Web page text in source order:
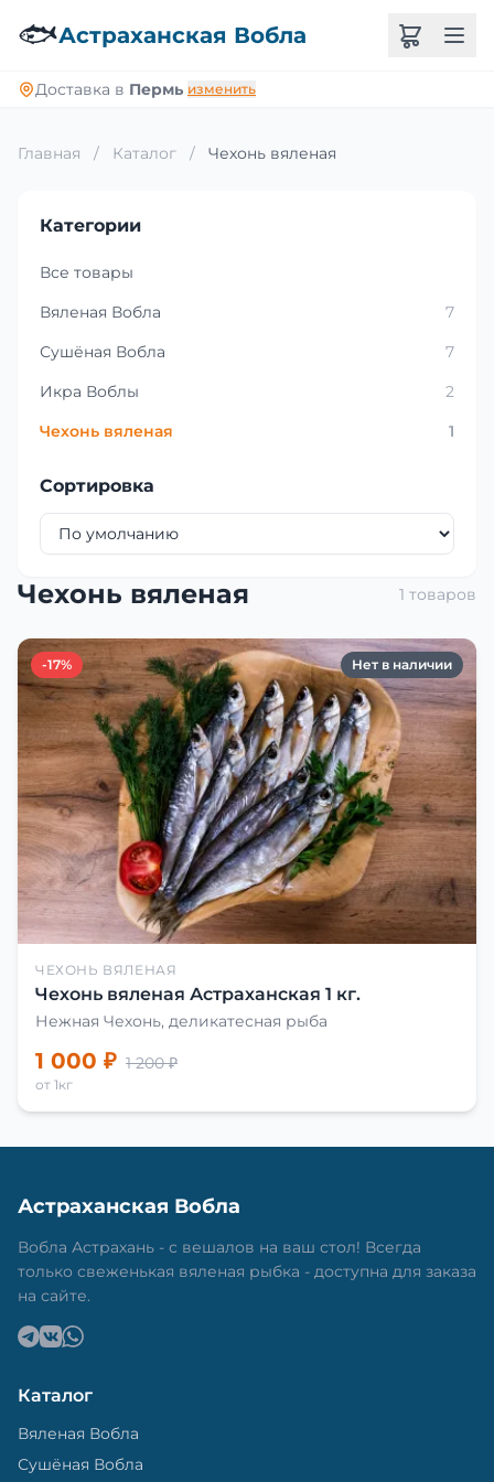
🐟Астраханская Вобла
Доставка в Пермь изменить
Главная / Каталог / Чехонь вяленая
Категории
Все товары
Вяленая Вобла
7
Сушёная Вобла
7
Икра Воблы
2
Чехонь вяленая
1
Сортировка
Чехонь вяленая 1 товаров
-17% Нет в наличии
ЧЕХОНЬ ВЯЛЕНАЯ
Чехонь вяленая Астраханская 1 кг.
Нежная Чехонь, деликатесная рыба
1 000 ₽ 1 200 ₽
от 1кг
Астраханская Вобла
Вобла Астрахань - с вешалов на ваш стол! Всегда
только свеженькая вяленая рыбка - доступна для заказа
на сайте.
Каталог
Вяленая Вобла
Сушёная Вобла